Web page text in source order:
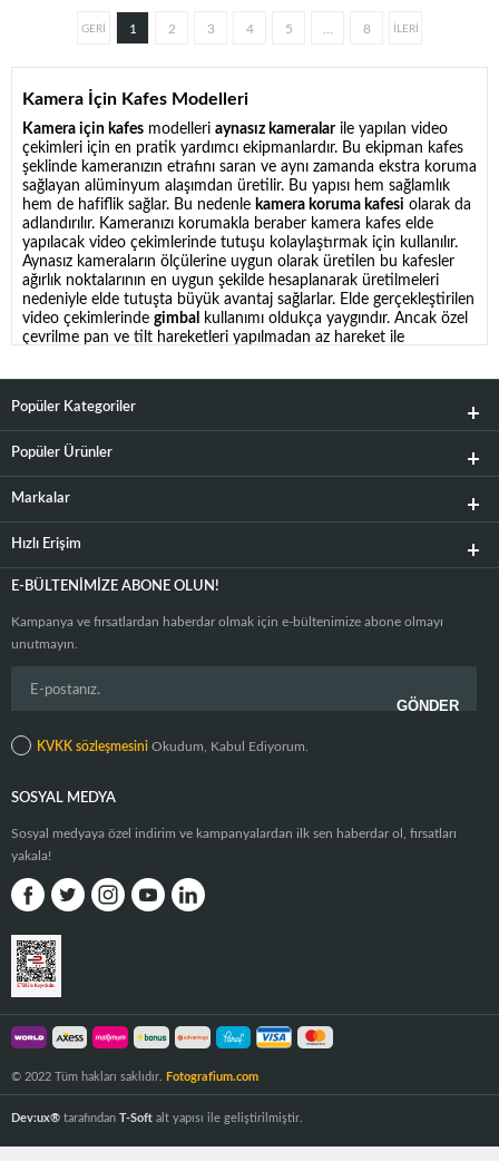
1 2 3 4 5 8
Kamera İçin Kafes Modelleri
Kamera için kafes modelleri aynasız kameralarile yapılan video
çekimleri için en pratik yardımcı ekipmanlardır. Bu ekipman kafes
şeklinde kameranızın etrafını saran ve aynı zamanda ekstra koruma
sağlayan alüminyum alaşımdan üretilir. Bu yapısı hem sağlamlık
hem de hafiflik sağlar. Bu nedenle kamera koruma kafesi olarak da
adlandırılır. Kameranızı korumakla beraber kamera kafes elde
yapılacak video çekimlerinde tutuşu kolaylaştırmak için kullanılır.
Aynasız kameraların ölçülerine uygun olarak üretilen bu kafesler
ağırlık noktalarının en uygun şekilde hesaplanarak üretilmeleri
nedeniyle elde tutuşta büyük avantaj sağlarlar. Elde gerçekleştirilen
video çekimlerinde gimbal
kullanımı oldukça yaygındır. Ancak özel
çevrilme pan ve tilt hareketleri yapılmadan az hareket ile
led ışıkgibi birden çok yardımcı ses ve video aydınlatma ürünlerini
ayrıca harici monitörleri bir arada kullanabilirsiniz. Değişik bağlantı
aparatlarını beraber sunan
göre de
Kategorinin en öne çıkan markası
modelleridir. Özellikle en çok arananSony için kafesmodelleri
farklı boyut ve özellikler sunar. Sony full frame uyumlu kafesler ile
beraber giriş seviyesi aynasız kameralar için de kafes
üretilmektedir. Tam uyumlu olması için kamera marka ve modelinin
sayfamızda elde video çekimini kolaylaştıran kamera kafes kiti
modellerini bir arada bulabilirsiniz. Canon uyumlu kafes, Nikon için
Popüler Kategoriler
Popüler Ürünler
Markalar
Hızlı Erişim
E-BÜLTENIMIZE ABONE OLUN!
Kampanya ve fırsatlardan haberdar olmak için e-bültenimize abone olmayı
unutmayın.
KVKK sözleşmesini Okudum, Kabul Ediyorum.
SOSYAL MEDYA
Sosyal medyaya özel indirim ve kampanyalardan ilk sen haberdar ol, fırsatları
yakala!
© 2022 Tüm hakları saklıdır. Fotografium.com
Dev:ux® tarafından T-Soft alt yapısı ile geliştirilmiştir.